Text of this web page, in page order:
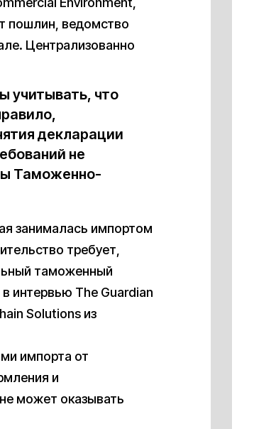
пошлин, ведомство
Централизованно
учитывать, что
декларации
не
Таможенно-
занималась импортом
требует,
таможенный
в интервью The Guardian
Solutions из
импорта от
и
может оказывать